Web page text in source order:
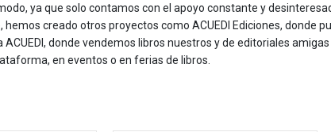
ya que solo contamos con el apoyo constante y
hemos creado otros proyectos como ACUEDI Ediciones, donde
ACUEDI, donde vendemos libros nuestros y de editoriales
en eventos o en ferias de libros.